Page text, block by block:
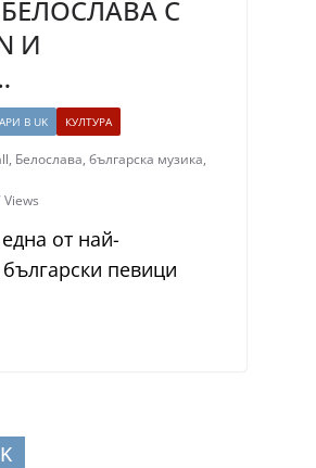
С
И
В UK КУЛТУРА
, Белослава, българска музика,
Views
от най-
певици